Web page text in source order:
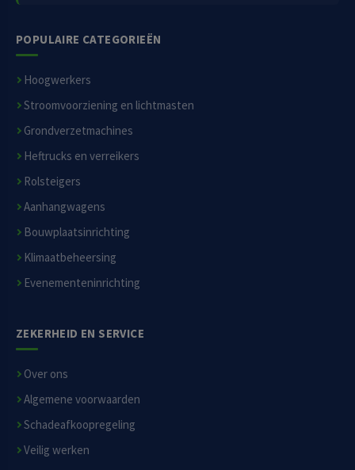
POPULAIRE CATEGORIEËN
Hoogwerkers
Stroomvoorziening en lichtmasten
Grondverzetmachines
Heftrucks en verreikers
Rolsteigers
Aanhangwagens
Bouwplaatsinrichting
Klimaatbeheersing
Evenementeninrichting
ZEKERHEID EN SERVICE
Over ons
Algemene voorwaarden
Schadeafkoopregeling
Veilig werken